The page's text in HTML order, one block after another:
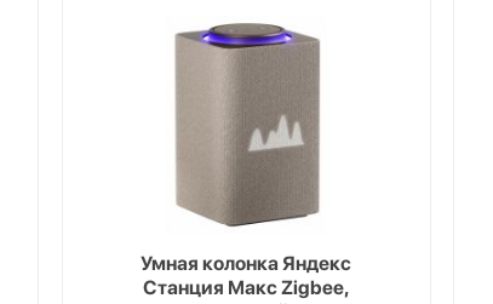
Умная колонка Яндекс
Станция Макс Zigbee,